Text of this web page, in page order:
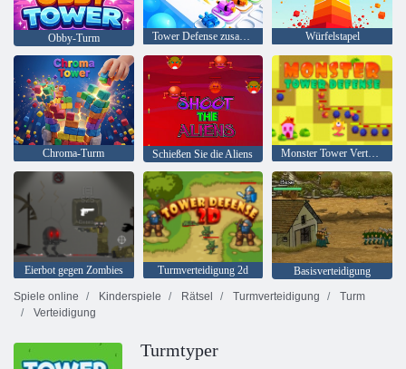
Obby-Turm Tower Defense zusammenführen Würfelstapel
Chroma-Turm Schießen Sie die Aliens Monster Tower Verteidigung
Eierbot gegen Zombies Turmverteidigung 2d
Basisverteidigung
Spiele online
Kinderspiele Rätsel Turmverteidigung
Turm
Verteidigung
Turmtyper